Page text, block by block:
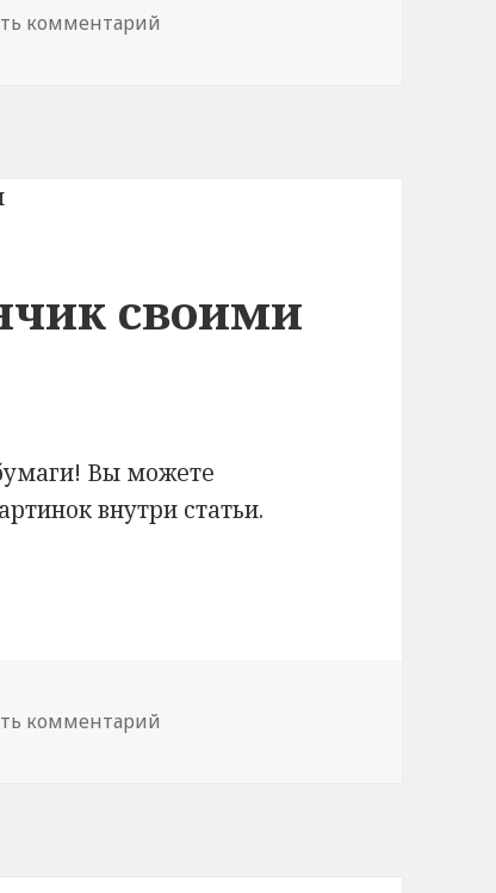
комментарий
своими
Вы можете
внутри статьи.
руками
комментарий